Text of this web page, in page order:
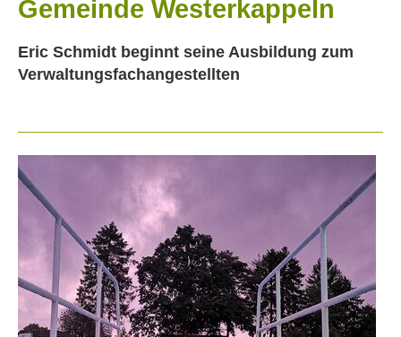
Gemeinde Westerkappeln
Eric Schmidt beginnt seine Ausbildung zum
Verwaltungsfachangestellten